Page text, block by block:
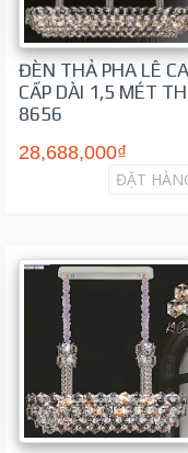
ĐÈN THẢ PHA LÊ
CẤP DÀI 1,5 MÉT
8656
28,688,000₫
ĐẶT